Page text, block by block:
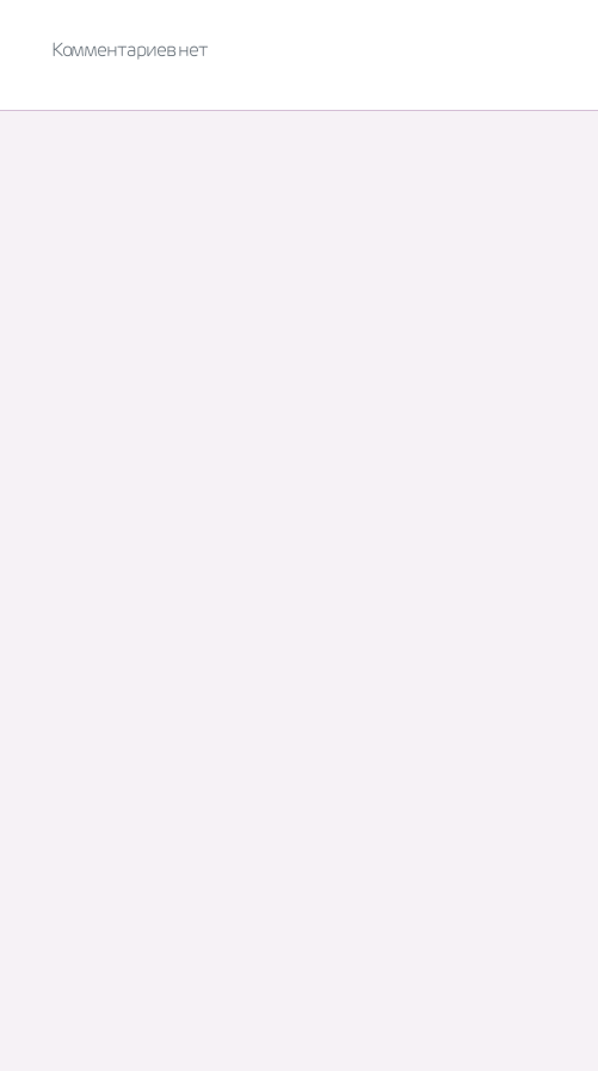
Комментариев нет